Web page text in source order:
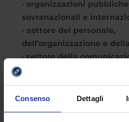
Consenso Dettagli
› organizzazioni
sovranazionali e
› settore del personale,
dell’organizzazione e
›settore della
marketing
(pubbliche
comunicazione sociale)